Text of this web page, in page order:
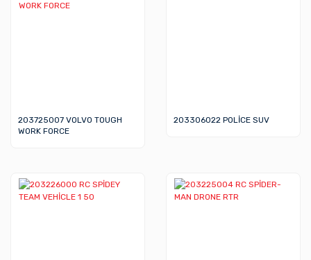
203725007 VOLVO TOUGH
WORK FORCE
203306022 POLİCE SUV